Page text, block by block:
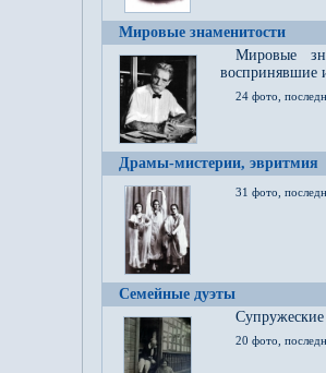
Мировые знаменитости
Мировые
воспринявшие
24 фото,
Драмы-мистерии, эвритмия
31 фото,
Семейные дуэты
20 фото,